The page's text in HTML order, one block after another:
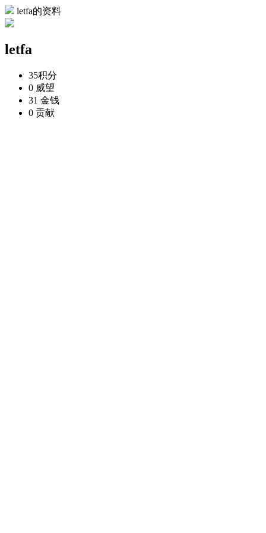
letfa的资料
letfa
35积分
0 威望
31 金钱
0 贡献